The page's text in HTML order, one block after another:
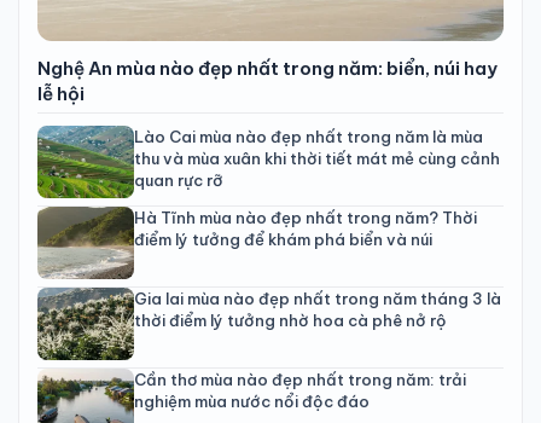
Nghệ An mùa nào đẹp nhất trong năm: biển, núi hay
lễ hội
Lào Cai mùa nào đẹp nhất trong năm là mùa
thu và mùa xuân khi thời tiết mát mẻ cùng cảnh
quan rực rỡ
Hà Tĩnh mùa nào đẹp nhất trong năm? Thời
điểm lý tưởng để khám phá biển và núi
Gia lai mùa nào đẹp nhất trong năm tháng 3 là
thời điểm lý tưởng nhờ hoa cà phê nở rộ
Cần thơ mùa nào đẹp nhất trong năm: trải
nghiệm mùa nước nổi độc đáo